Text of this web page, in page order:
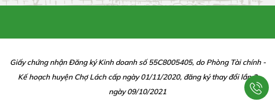
Giấy chứng nhận Đăng ký Kinh doanh số 55C8005405, do Phòng Tài chính -
Kế hoạch huyện Chợ Lách cấp ngày 01/11/2020, đăng ký thay đổi lần 2
ngày 09/10/2021